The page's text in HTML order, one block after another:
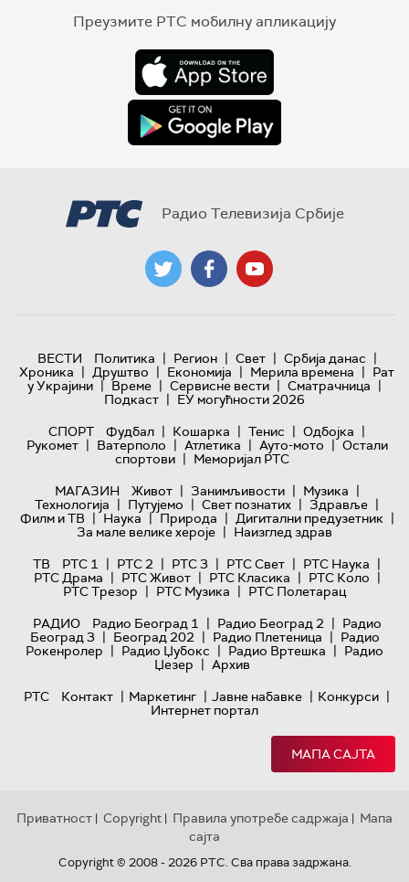
Преузмите РТС мобилну апликацију
Радио Телевизија Србије
ВЕСТИ Политика | Регион | Свет | Србија данас |
Хроника | Друштво | Економија | Мерила времена | Рат
у Украјини | Време | Сервисне вести | Сматрачница |
Подкаст | ЕУ могућности 2026
СПОРТ
Фудбал | Кошарка | Тенис | Одбојка |
Рукомет | Ватерполо | Атлетика | Ауто-мото | Остали
спортови | Меморијал РТС
МАГАЗИН
Живот | Занимљивости | Музика |
Технологијa | Путујемо | Свет познатих | Здравље |
Филм и ТВ | Наука | Природа | Дигитални предузетник |
За мале велике хероје | Наизглед здрав
ТВ
РТС 1 | РТС 2 | РТС 3 | РТС Свет | РТС Наука |
РТС Драма | РТС Живот | РТС Класика | РТС Коло |
РТС Трезор | РТС Музика | РТС Полетарац
РАДИО
Радио Београд 1 | Радио Београд 2 | Радио
Београд 3 | Београд 202 | Радио Плетеница | Радио
Рокенролер | Радио Џубокс | Радио Вртешка | Радио
Џезер | Архив
РТС
Контакт | Маркетинг | Јавне набавке | Конкурси |
Интернет портал
МАПА САЈТА
Приватност | Copyright | Правила употребе садржаја | Мапа
сајта
Copyright © 2008 - 2026 РТС. Сва права задржана.